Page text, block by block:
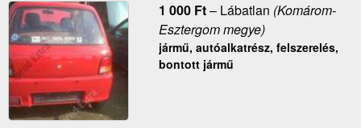
1 000 Ft– Lábatlan (Komárom-
Esztergom megye)
jármű, autóalkatrész, felszerelés,
bontott jármű